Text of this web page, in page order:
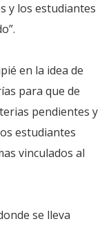
y los estudiantes
en la idea de
para que de
pendientes y
estudiantes
vinculados al
se lleva